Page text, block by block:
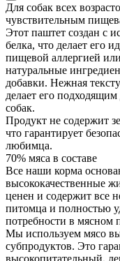
Для собак всех
чувствительным
Этот паштет создан с
белка, что делает его
пищевой аллергией
натуральные
добавки. Нежная
делает его
собак.
Продукт не содержит
что гарантирует
любимца.
70% мяса в составе
Все наши корма
высококачественные
ценен и содержит все
питомца и полностью
потребности в мясном
Мы используем мясо
субпродуктов. Это
высокопитательный,